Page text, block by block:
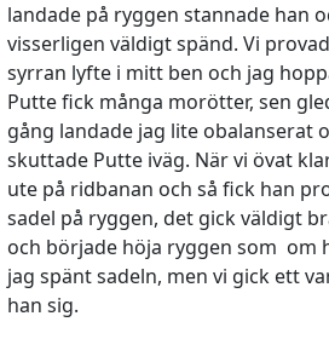
landade på ryggen stannade han
visserligen väldigt spänd. Vi
syrran lyfte i mitt ben och jag
Putte fick många morötter, sen
gång landade jag lite obalanserat
skuttade Putte iväg. När vi övat
ute på ridbanan och så fick han
sadel på ryggen, det gick väldigt
och började höja ryggen som om
jag spänt sadeln, men vi gick ett
han sig.